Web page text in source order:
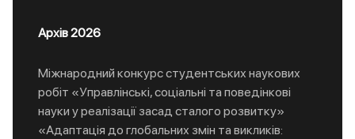
Архів 2026
Міжнародний конкурс студентських наукових
робіт «Управлінські, соціальні та поведінкові
науки у реалізації засад сталого розвитку»
«Адаптація до глобальних змін та викликів: